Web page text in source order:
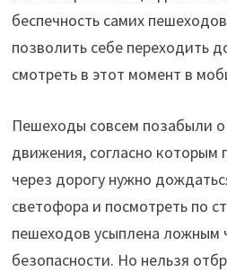
беспечность самих
позволить себе переходить
смотреть в этот момент в
Пешеходы совсем позабыли
движения, согласно которым
через дорогу нужно
светофора и посмотреть по
пешеходов усыплена ложным
безопасности. Но нельзя